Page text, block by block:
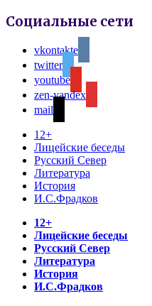
Социальные сети
vkontakte
twitter
youtube
zen-yandex
mail
12+
Лицейские беседы
Русский Север
Литература
История
И.С.Фрадков
12+
Лицейские беседы
Русский Север
Литература
История
И.С.Фрадков